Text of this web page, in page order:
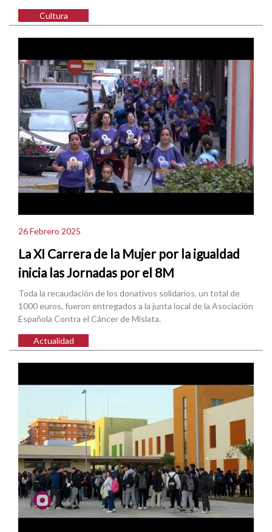
Cultura
26 Febrero 2025
La XI Carrera de la Mujer por la igualdad
inicia las Jornadas por el 8M
Toda la recaudación de los donativos solidarios, un total de
1000 euros, fueron entregados a la junta local de la Asociación
Española Contra el Cáncer de Mislata.
Actualidad